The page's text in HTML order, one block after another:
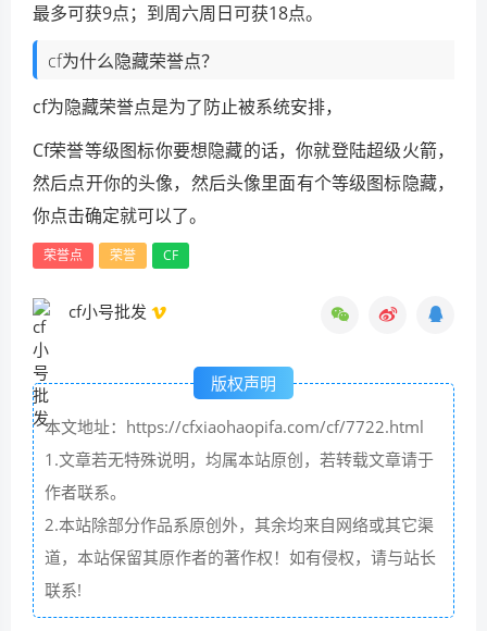
最多可获9点；到周六周日可获18点。
cf为什么隐藏荣誉点？
cf为隐藏荣誉点是为了防止被系统安排，
Cf荣誉等级图标你要想隐藏的话，你就登陆超级火箭，
然后点开你的头像，然后头像里面有个等级图标隐藏，
你点击确定就可以了。
荣誉点 荣誉 CF
cf小号批发
版权声明
本文地址：https://cfxiaohaopifa.com/cf/7722.html
1.文章若无特殊说明，均属本站原创，若转载文章请于
作者联系。
2.本站除部分作品系原创外，其余均来自网络或其它渠
道，本站保留其原作者的著作权！如有侵权，请与站长
联系!